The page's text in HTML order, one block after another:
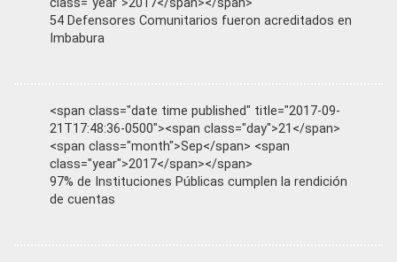
54 Defensores Comunitarios fueron acreditados en
Imbabura
<span class="date time published" title="2017-09-
21T17:48:36-0500"><span class="day">21</span>
<span class="month">Sep</span> <span
class="year">2017</span></span>
97% de Instituciones Públicas cumplen la rendición
de cuentas